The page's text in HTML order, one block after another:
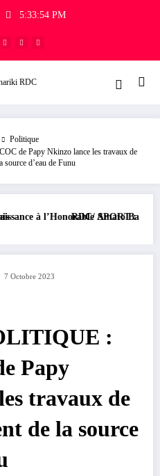
5:33:54 PM
Politique
de Papy Nkinzo lance les travaux de
source d’eau de Funu
Bayubasire Mirindi, un modèle
: Laetitia Muderhwa nommée
7 Octobre 2023
:
Papy
travaux de
de la source